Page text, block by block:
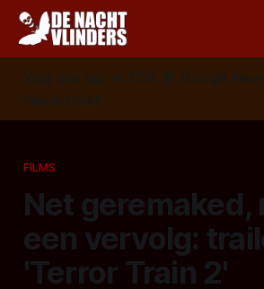
Volg ons op: 📣 RSS 📰 Google
Nieuwsbrief
FILMS
Net geremaked,
een vervolg:
'Terror Train 2'